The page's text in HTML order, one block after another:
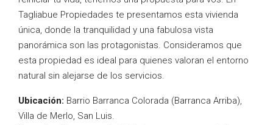
Tagliabue Propiedades te presentamos esta vivienda
única, donde la tranquilidad y una fabulosa vista
panorámica son las protagonistas. Consideramos que
esta propiedad es ideal para quienes valoran el entorno
natural sin alejarse de los servicios.
Ubicación: Barrio Barranca Colorada (Barranca Arriba),
Villa de Merlo, San Luis.